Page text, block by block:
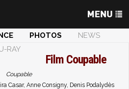
PHOTOS
NEWS
RAY
Film Coupable
Coupable
Casar, Anne Consigny, Denis Podalydès